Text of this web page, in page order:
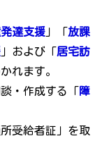
達支援 」「放課
」および「居宅訪
れます。
・作成する「障
受給者証」を取